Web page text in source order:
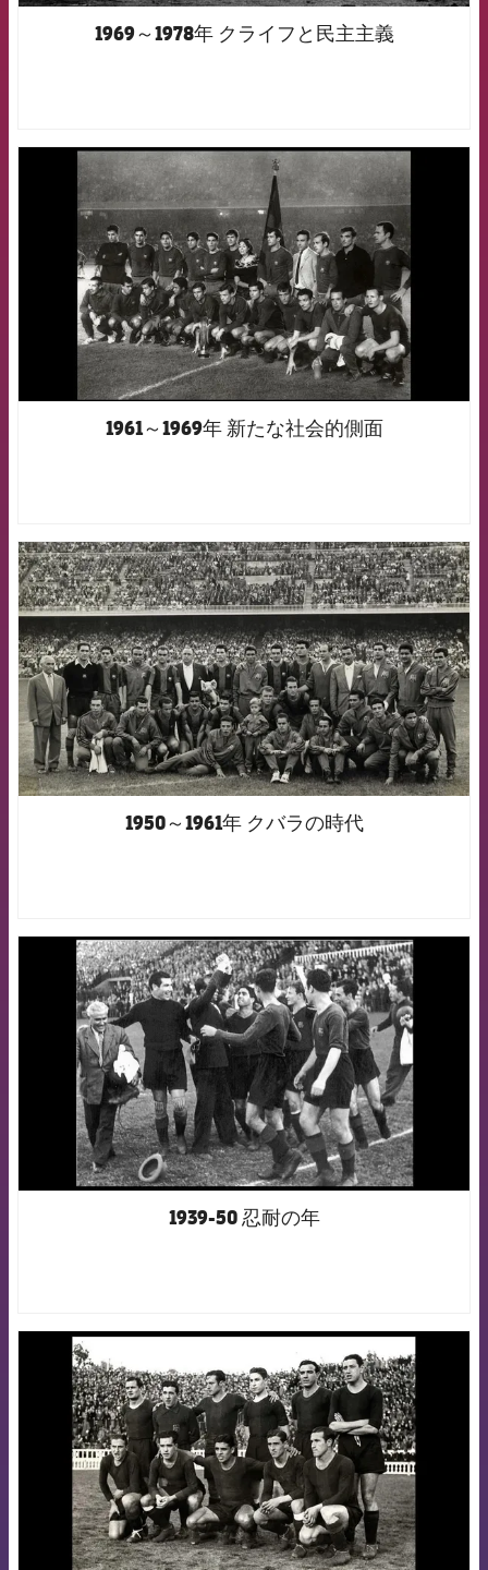
1969～1978年 クライフと民主主義
FCB Barcelona badge
1961～1969年 新たな社会的側面
FCB Barcelona badge
1950～1961年 クバラの時代
FCB Barcelona badge
1939-50 忍耐の年
FCB Barcelona badge